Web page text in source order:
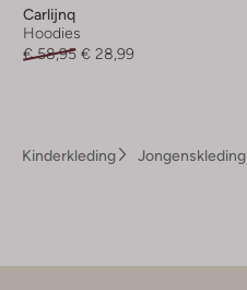
Carlijnq
Hoodies
€ 58,95 € 28,99
Kinderkleding Jongenskleding